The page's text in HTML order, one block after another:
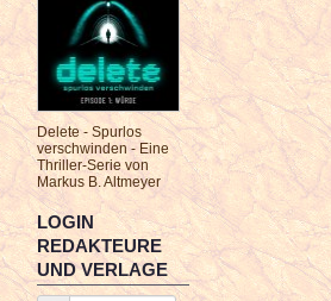
Delete - Spurlos
verschwinden - Eine
Thriller-Serie von
Markus B. Altmeyer
LOGIN
REDAKTEURE
UND VERLAGE